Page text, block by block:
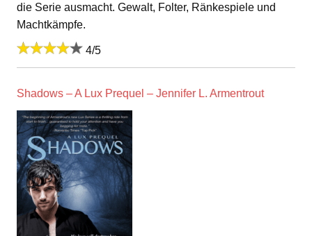
die Serie ausmacht. Gewalt, Folter, Ränkespiele und
Machtkämpfe.
4/5
Shadows – A Lux Prequel – Jennifer L. Armentrout